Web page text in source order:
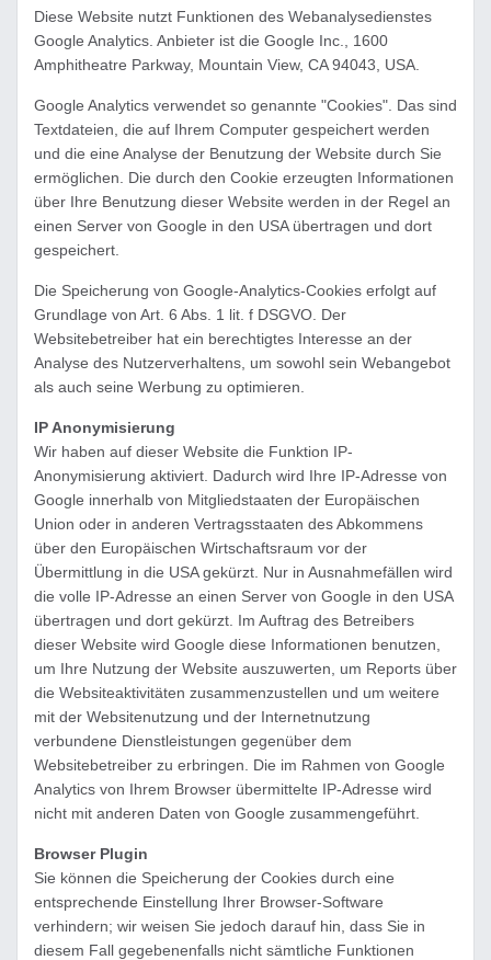
Diese Website nutzt Funktionen des Webanalysedienstes
Google Analytics. Anbieter ist die Google Inc., 1600
Amphitheatre Parkway, Mountain View, CA 94043, USA.
Google Analytics verwendet so genannte "Cookies". Das sind
Textdateien, die auf Ihrem Computer gespeichert werden
und die eine Analyse der Benutzung der Website durch Sie
ermöglichen. Die durch den Cookie erzeugten Informationen
über Ihre Benutzung dieser Website werden in der Regel an
einen Server von Google in den USA übertragen und dort
gespeichert.
Die Speicherung von Google-Analytics-Cookies erfolgt auf
Grundlage von Art. 6 Abs. 1 lit. f DSGVO. Der
Websitebetreiber hat ein berechtigtes Interesse an der
Analyse des Nutzerverhaltens, um sowohl sein Webangebot
als auch seine Werbung zu optimieren.
IP Anonymisierung
Wir haben auf dieser Website die Funktion IP-
Anonymisierung aktiviert. Dadurch wird Ihre IP-Adresse von
Google innerhalb von Mitgliedstaaten der Europäischen
Union oder in anderen Vertragsstaaten des Abkommens
über den Europäischen Wirtschaftsraum vor der
Übermittlung in die USA gekürzt. Nur in Ausnahmefällen wird
die volle IP-Adresse an einen Server von Google in den USA
übertragen und dort gekürzt. Im Auftrag des Betreibers
dieser Website wird Google diese Informationen benutzen,
um Ihre Nutzung der Website auszuwerten, um Reports über
die Websiteaktivitäten zusammenzustellen und um weitere
mit der Websitenutzung und der Internetnutzung
verbundene Dienstleistungen gegenüber dem
Websitebetreiber zu erbringen. Die im Rahmen von Google
Analytics von Ihrem Browser übermittelte IP-Adresse wird
nicht mit anderen Daten von Google zusammengeführt.
Browser Plugin
Sie können die Speicherung der Cookies durch eine
entsprechende Einstellung Ihrer Browser-Software
verhindern; wir weisen Sie jedoch darauf hin, dass Sie in
diesem Fall gegebenenfalls nicht sämtliche Funktionen